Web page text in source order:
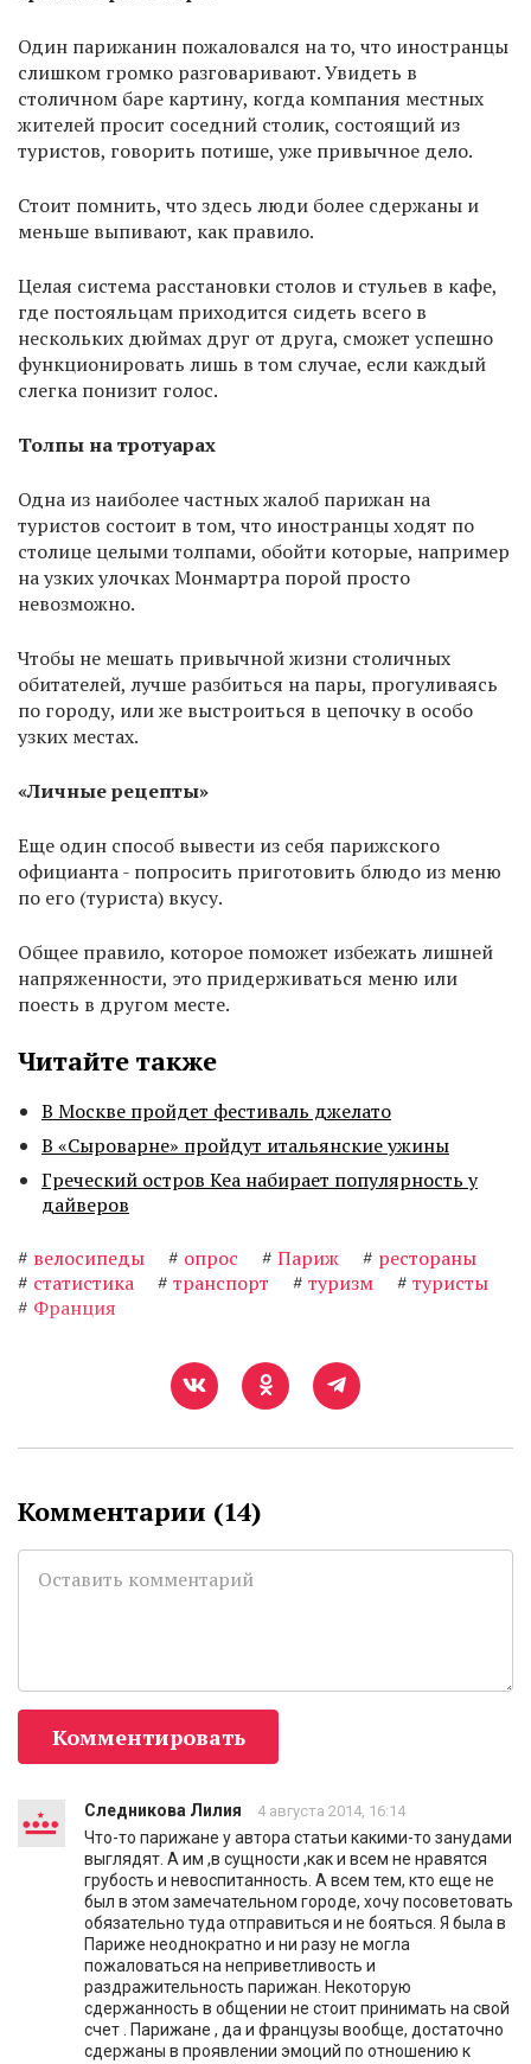
Один парижанин пожаловался на то, что иностранцы
слишком громко разговаривают. Увидеть в
столичном баре картину, когда компания местных
жителей просит соседний столик, состоящий из
туристов, говорить потише, уже привычное дело.
Стоит помнить, что здесь люди более сдержаны и
меньше выпивают, как правило.
Целая система расстановки столов и стульев в кафе,
где постояльцам приходится сидеть всего в
нескольких дюймах друг от друга, сможет успешно
функционировать лишь в том случае, если каждый
слегка понизит голос.
Толпы на тротуарах
Одна из наиболее частных жалоб парижан на
туристов состоит в том, что иностранцы ходят по
столице целыми толпами, обойти которые, например
на узких улочках Монмартра порой просто
невозможно.
Чтобы не мешать привычной жизни столичных
обитателей, лучше разбиться на пары, прогуливаясь
по городу, или же выстроиться в цепочку в особо
узких местах.
«Личные рецепты»
Еще один способ вывести из себя парижского
официанта - попросить приготовить блюдо из меню
по его (туриста) вкусу.
Общее правило, которое поможет избежать лишней
напряженности, это придерживаться меню или
поесть в другом месте.
Читайте также
В Москве пройдет фестиваль джелато
В «Сыроварне» пройдут итальянские ужины
Греческий остров Кеа набирает популярность у
дайверов
# велосипеды # опрос # Париж # рестораны
# статистика # транспорт # туризм # туристы
# Франция
Комментарии (14)
Комментировать
Следникова Лилия 4 августа 2014, 16:14
Что-то парижане у автора статьи какими-то занудами
выглядят. А им ,в сущности ,как и всем не нравятся
грубость и невоспитанность. А всем тем, кто еще не
был в этом замечательном городе, хочу посоветовать
обязательно туда отправиться и не бояться. Я была в
Париже неоднократно и ни разу не могла
пожаловаться на неприветливость и
раздражительность парижан. Некоторую
сдержанность в общении не стоит принимать на свой
счет . Парижане , да и французы вообще, достаточно
сдержаны в проявлении эмоций по отношению к